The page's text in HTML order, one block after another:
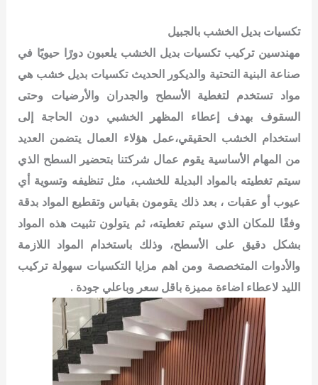
تكسيات بديل الخشب بالجبيل
مهندسين تركيب تكسيات بديل الخشب يلعبون دورًا حيويًا في
صناعة البنية التحتية والديكور الحديثتكسيات بديل خشب هي
مواد تستخدم لتغطية الأسطح والجدران والأرضيات وحتى
السقوف بهدف إعطاء المظهر الخشبي دون الحاجة إلى
استخدام الخشب الحقيقي،عمل هؤلاء العمال يتضمن العديد
من المهام الأساسية يقوم عمال شركتنا بتحضير السطح الذي
سيتم تغطيته بالمواد البديلة للخشب، مثل تنظيفه وتسوية أي
عيوب أو عقبات ،بعد ذلك يقومون بقياس وتقطيع المواد بدقة
وفقًا للمكان الذي سيتم تغطيته، ثم يتولون تثبيت هذه المواد
بشكل دقيق على الأسطح، وذلك باستخدام المواد اللازمة
والأدوات المتخصصة ومن اهم مزايا التكسيات سهولة تركيب
الليد لاعطاء اضاءة مميزة باقل سعر وباعلي جودة .